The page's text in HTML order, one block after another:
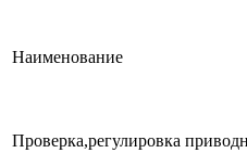
Наименование
Проверка,регулировка